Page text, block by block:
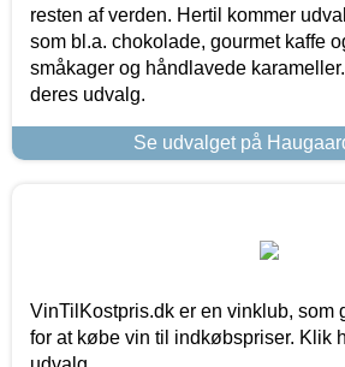
resten af verden. Hertil kommer
som bl.a. chokolade, gourmet kaffe
småkager og håndlavede
deres udvalg.
Se udvalget på
VinTilKostpris.dk er en vinklub, som
for at købe vin til indkøbspriser. Klik